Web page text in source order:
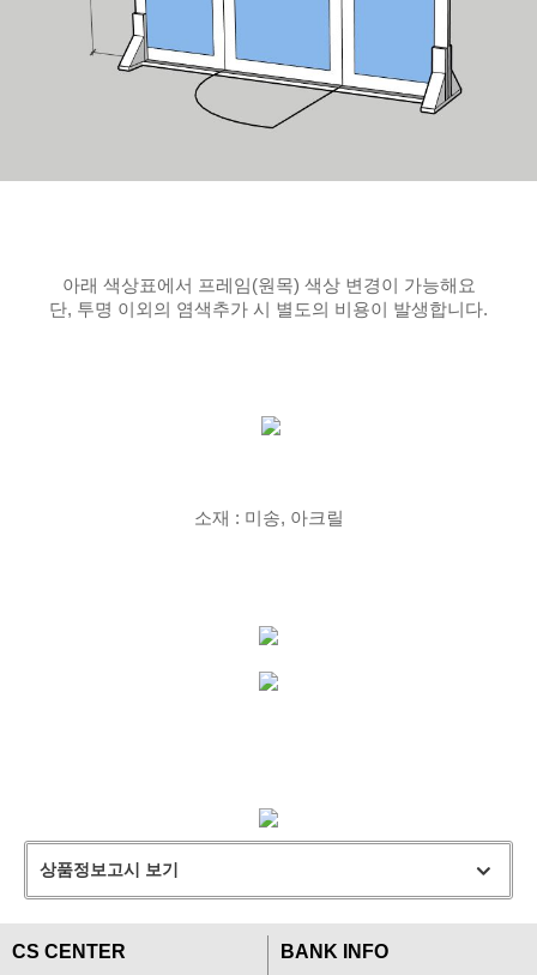
아래 색상표에서 프레임(원목) 색상 변경이 가능해요
단, 투명 이외의 염색추가 시 별도의 비용이 발생합니다.
소재 : 미송, 아크릴
상품정보고시 보기
CS CENTER BANK INFO